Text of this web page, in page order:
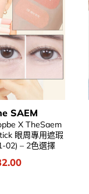
SAEM
X TheSaem
眼周專用遮瑕
02) – 2色選擇
Current